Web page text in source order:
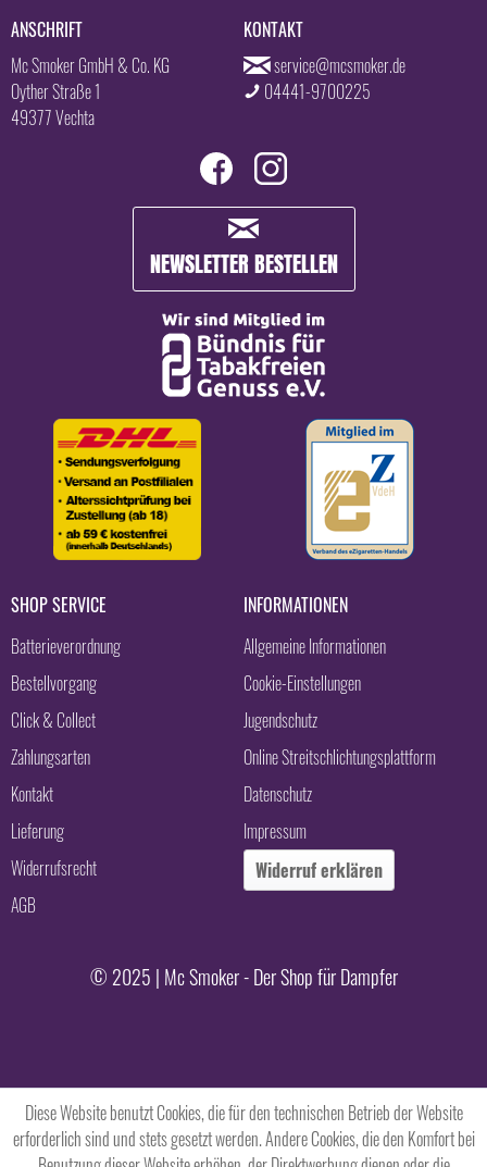
ANSCHRIFT
Mc Smoker GmbH & Co. KG
Oyther Straße 1
49377 Vechta
KONTAKT
service@mcsmoker.de
04441-9700225
NEWSLETTER BESTELLEN
SHOP SERVICE
Batterieverordnung
Bestellvorgang
Click & Collect
Zahlungsarten
Kontakt
Lieferung
Widerrufsrecht
AGB
INFORMATIONEN
Allgemeine Informationen
Cookie-Einstellungen
Jugendschutz
Online Streitschlichtungsplattform
Datenschutz
Impressum
Widerruf erklären
© 2025 | Mc Smoker - Der Shop für Dampfer
Diese Website benutzt Cookies, die für den technischen Betrieb der Website
erforderlich sind und stets gesetzt werden. Andere Cookies, die den Komfort bei